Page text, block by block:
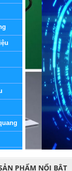
PHẨM NỔI BẬT